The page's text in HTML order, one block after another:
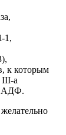
1,
к которым
III-а
АДФ.